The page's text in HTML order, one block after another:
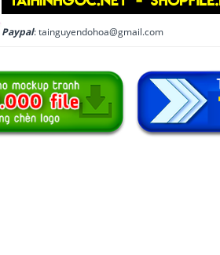
Paypal: tainguyendohoa@gmail.com